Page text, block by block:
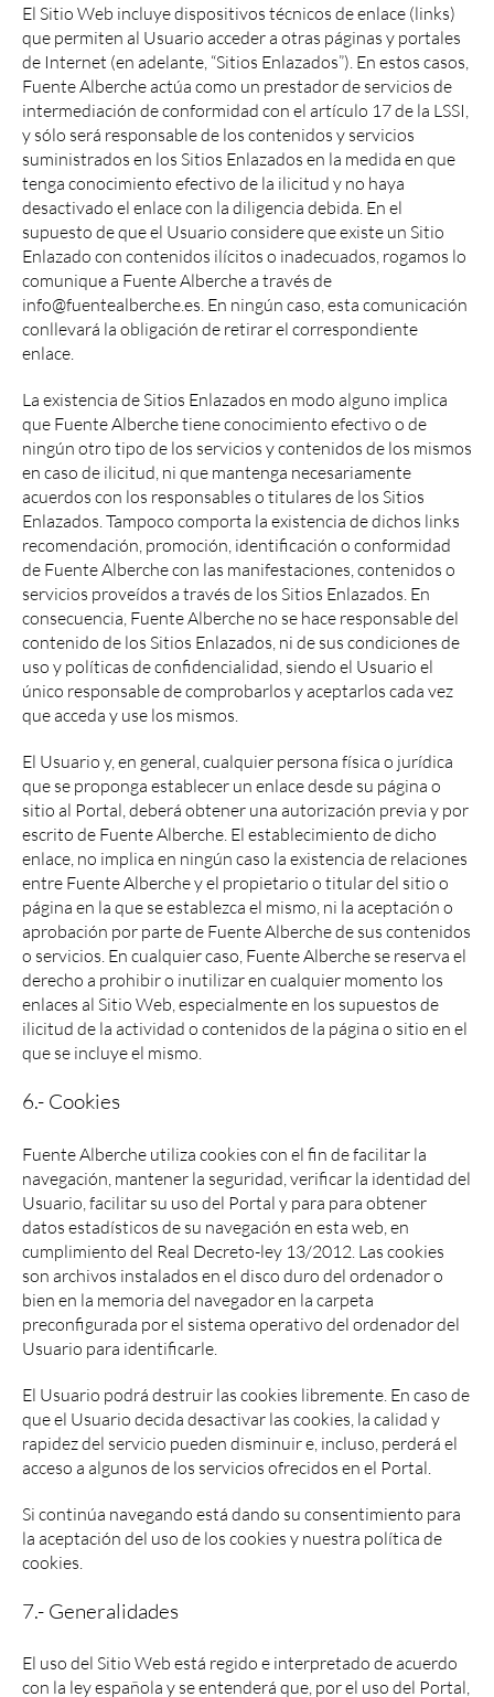
El Sitio Web incluye dispositivos técnicos de enlace (links)
que permiten al Usuario acceder a otras páginas y portales
de Internet (en adelante, “Sitios Enlazados”). En estos casos,
Fuente Alberche actúa como un prestador de servicios de
intermediación de conformidad con el artículo 17 de la LSSI,
y sólo será responsable de los contenidos y servicios
suministrados en los Sitios Enlazados en la medida en que
tenga conocimiento efectivo de la ilicitud y no haya
desactivado el enlace con la diligencia debida. En el
supuesto de que el Usuario considere que existe un Sitio
Enlazado con contenidos ilícitos o inadecuados, rogamos lo
comunique a Fuente Alberche a través de
info@fuentealberche.es. En ningún caso, esta comunicación
conllevará la obligación de retirar el correspondiente
enlace.
La existencia de Sitios Enlazados en modo alguno implica
que Fuente Alberche tiene conocimiento efectivo o de
ningún otro tipo de los servicios y contenidos de los mismos
en caso de ilicitud, ni que mantenga necesariamente
acuerdos con los responsables o titulares de los Sitios
Enlazados. Tampoco comporta la existencia de dichos links
recomendación, promoción, identificación o conformidad
de Fuente Alberche con las manifestaciones, contenidos o
servicios proveídos a través de los Sitios Enlazados. En
consecuencia, Fuente Alberche no se hace responsable del
contenido de los Sitios Enlazados, ni de sus condiciones de
uso y políticas de confidencialidad, siendo el Usuario el
único responsable de comprobarlos y aceptarlos cada vez
que acceda y use los mismos.
El Usuario y, en general, cualquier persona física o jurídica
que se proponga establecer un enlace desde su página o
sitio al Portal, deberá obtener una autorización previa y por
escrito de Fuente Alberche. El establecimiento de dicho
enlace, no implica en ningún caso la existencia de relaciones
entre Fuente Alberche y el propietario o titular del sitio o
página en la que se establezca el mismo, ni la aceptación o
aprobación por parte de Fuente Alberche de sus contenidos
o servicios. En cualquier caso, Fuente Alberche se reserva el
derecho a prohibir o inutilizar en cualquier momento los
enlaces al Sitio Web, especialmente en los supuestos de
ilicitud de la actividad o contenidos de la página o sitio en el
que se incluye el mismo.
6.- Cookies
Fuente Alberche utiliza cookies con el fin de facilitar la
navegación, mantener la seguridad, verificar la identidad del
Usuario, facilitar su uso del Portal y para para obtener
datos estadísticos de su navegación en esta web, en
cumplimiento del Real Decreto-ley 13/2012. Las cookies
son archivos instalados en el disco duro del ordenador o
bien en la memoria del navegador en la carpeta
preconfigurada por el sistema operativo del ordenador del
Usuario para identificarle.
El Usuario podrá destruir las cookies libremente. En caso de
que el Usuario decida desactivar las cookies, la calidad y
rapidez del servicio pueden disminuir e, incluso, perderá el
acceso a algunos de los servicios ofrecidos en el Portal.
Si continúa navegando está dando su consentimiento para
la aceptación del uso de los cookies y nuestra política de
cookies.
7.- Generalidades
El uso del Sitio Web está regido e interpretado de acuerdo
con la ley española y se entenderá que, por el uso del Portal,